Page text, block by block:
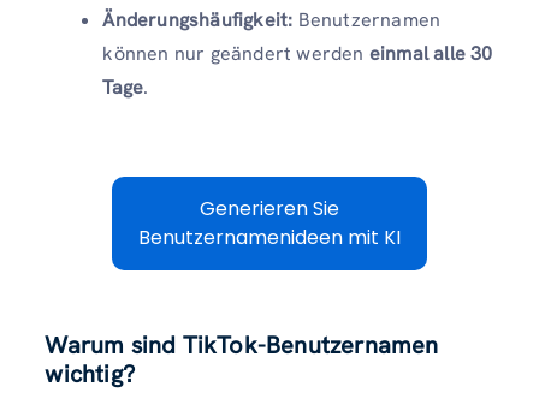
Änderungshäufigkeit: Benutzernamen
können nur geändert werden einmal alle 30
Tage.
Generieren Sie
Benutzernamenideen mit KI
Warum sind TikTok-Benutzernamen
wichtig?